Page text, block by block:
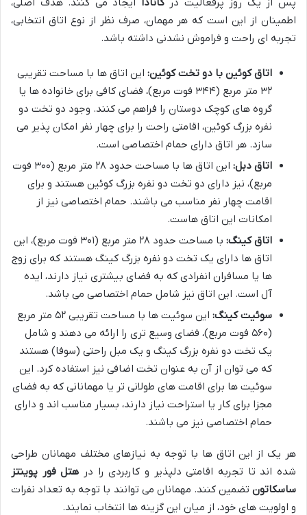
اطمینان از این است که هر مهمان، صرف نظر از نوع اتاق انتخابی،
تجربه ای راحت و فراموش نشدنی داشته باشد.
اتاق کوئین با دو تخت کوئین: این اتاق ها با مساحت تقریبی
۳۲ متر مربع (۳۴۴ فوت مربع)، فضای کافی برای خانواده ها یا
گروه های کوچک دوستان را فراهم می کنند. وجود دو تخت دو
نفره بزرگ کوئین، اقامتی راحت را برای چهار نفر امکان پذیر می
سازد. هر اتاق دارای حمام اختصاصی است.
اتاق دبل:
این اتاق ها با مساحت حدود ۲۸ متر مربع (۳۰۰ فوت
مربع)، نیز دارای دو تخت دو نفره بزرگ کوئین هستند و برای
اقامت چهار نفر مناسب می باشند. حمام اختصاصی نیز از
امکانات این اتاق هاست.
اتاق کینگ:
با مساحت حدود ۲۸ متر مربع (۳۰۱ فوت مربع)، این
اتاق ها دارای یک تخت دو نفره بزرگ کینگ هستند که برای زوج
ها یا مسافران انفرادی که به فضای بیشتری نیاز دارند، ایده
آل است. این اتاق نیز شامل حمام اختصاصی می باشد.
سوئیت کینگ:
این سوئیت ها با مساحت تقریبی ۵۲ متر مربع
(۵۶۰ فوت مربع)، فضای وسیع تری را ارائه می دهند و شامل
یک تخت دو نفره بزرگ کینگ و یک مبل راحتی (سوفا) هستند
که می توان از آن به عنوان تخت اضافی نیز استفاده کرد. این
سوئیت ها برای اقامت های طولانی تر یا مهمانانی که به فضای
مجزا برای کار یا استراحت نیاز دارند، بسیار مناسب اند و دارای
حمام اختصاصی نیز می باشند.
هر یک از این اتاق ها با توجه به نیازهای مختلف مهمانان طراحی
شده اند تا تجربه اقامتی دلپذیر و کاربردی را در هتل فور پوینتز
ساسکاتون تضمین کنند. مهمانان می توانند با توجه به تعداد نفرات
و اولویت های خود، از میان این گزینه ها انتخاب نمایند.